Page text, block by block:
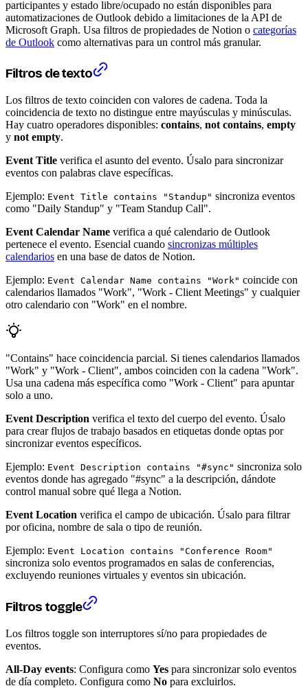
participantes y estado libre/ocupado no están disponibles para
automatizaciones de Outlook debido a limitaciones de la API de
Microsoft Graph. Usa filtros de propiedades de Notion o categorías
de Outlook como alternativas para un control más granular.
Filtros de texto
Los filtros de texto coinciden con valores de cadena. Toda la
coincidencia de texto no distingue entre mayúsculas y minúsculas.
Hay cuatro operadores disponibles: contains, not contains, empty
y not empty.
Event Title verifica el asunto del evento. Úsalo para sincronizar
eventos con palabras clave específicas.
Ejemplo: Event Title contains "Standup" sincroniza eventos
como "Daily Standup" y "Team Standup Call".
Event Calendar Name verifica a qué calendario de Outlook
pertenece el evento. Esencial cuando sincronizas múltiples
calendarios en una base de datos de Notion.
Ejemplo: Event Calendar Name contains "Work" coincide con
calendarios llamados "Work", "Work - Client Meetings" y cualquier
otro calendario con "Work" en el nombre.
"Contains" hace coincidencia parcial. Si tienes calendarios llamados
"Work" y "Work - Client", ambos coinciden con la cadena "Work".
Usa una cadena más específica como "Work - Client" para apuntar
solo a uno.
Event Description verifica el texto del cuerpo del evento. Úsalo
para crear flujos de trabajo basados en etiquetas donde optas por
sincronizar eventos específicos.
Ejemplo: Event Description contains "#sync" sincroniza solo
eventos donde has agregado "#sync" a la descripción, dándote
control manual sobre qué llega a Notion.
Event Location verifica el campo de ubicación. Úsalo para filtrar
por oficina, nombre de sala o tipo de reunión.
Ejemplo: Event Location contains "Conference Room"
sincroniza solo eventos programados en salas de conferencias,
excluyendo reuniones virtuales y eventos sin ubicación.
Filtros toggle
Los filtros toggle son interruptores sí/no para propiedades de
eventos.
All-Day events: Configura como Yes para sincronizar solo eventos
de día completo. Configura como No para excluirlos.